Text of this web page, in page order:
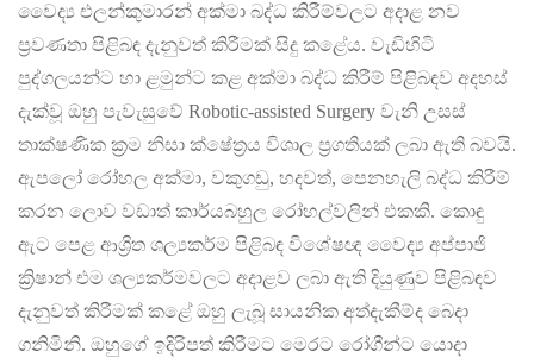
වෛද්‍ය එලන්කුමාරන් අක්මා බද්ධ කිරීම්වලට අදාළ නව
ප්‍රවණතා පිළිබඳ දැනුවත් කිරීමක් සිදු කළේය. වැඩිහිටි
පුද්ගලයන්ට හා ළමුන්ට කළ අක්මා බද්ධ කිරීම් පිළිබඳව අදහස්
දැක්වූ ඔහු පැවැසුවේ Robotic-assisted Surgery වැනි උසස්
තාක්ෂණික ක්‍රම නිසා ක්ෂේත්‍රය විශාල ප්‍රගතියක් ලබා ඇති බවයි.
ඇපලෝ රෝහල අක්මා, වකුගඩු, හදවත්, පෙනහැලි බද්ධ කිරීම්
කරන ලොව වඩාත් කාර්යබහුල රෝහල්වලින් එකකි. කොඳු
ඇට පෙළ ආශ්‍රිත ශල්‍යකර්ම පිළිබඳ විශේෂඥ වෛද්‍ය අප්පාජි
ක්‍රිෂාන් එම ශල්‍යකර්මවලට අදාළව ලබා ඇති දියුණුව පිළිබඳව
දැනුවත් කිරීමක් කළේ ඔහු ලැබූ සායනික අත්දැකීම්ද බෙදා
ගනිමිනි. ඔහුගේ ඉදිරිපත් කිරීමට මෙරට රෝගීන්ට යොදා